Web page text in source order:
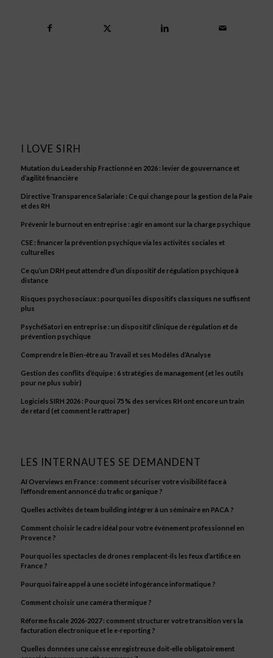
I LOVE SIRH
Mutation du Leadership Fractionné en 2026 : levier de gouvernance et
d’agilité financière
Directive Transparence Salariale : Ce qui change pour la gestion de la Paie
et des RH
Prévenir le burnout en entreprise : agir en amont sur la charge psychique
CSE : financer la prévention psychique via les activités sociales et
culturelles
Ce qu’un DRH peut attendre d’un dispositif de régulation psychique à
distance
Risques psychosociaux : pourquoi les dispositifs classiques ne suffisent
plus
PsychéSatori en entreprise : un dispositif clinique de régulation et de
prévention psychique
Comprendre le Bien-être au Travail et ses Modèles d’Analyse
Gestion des conflits d’équipe : 6 stratégies de management (et les outils
pour ne plus subir)
Logiciels SIRH 2026 : Pourquoi 75 % des services RH ont encore un train
de retard (et comment le rattraper)
LES INTERNAUTES SE DEMANDENT
AI Overviews en France : comment sécuriser votre visibilité face à
l’effondrement annoncé du trafic organique ?
Quelles activités de team building intégrer à un séminaire en PACA ?
Comment choisir le cadre idéal pour votre événement professionnel en
Provence ?
Pourquoi les spectacles de drones remplacent-ils les feux d’artifice en
France ?
Pourquoi faire appel à une société infogérance informatique ?
Comment choisir une caméra thermique ?
Réforme fiscale 2026-2027 : comment structurer votre transition vers la
facturation électronique et le e-reporting ?
Quelles données une caisse enregistreuse doit-elle obligatoirement